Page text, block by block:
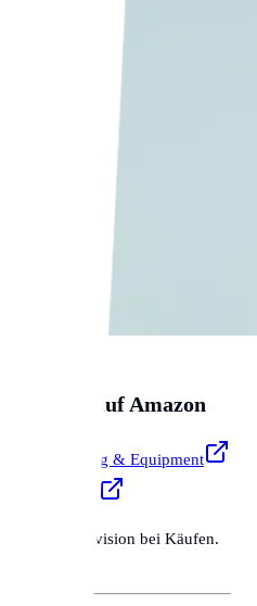
& Tools auf Amazon
Profi-Werkzeug & Equipment
kleine Provision bei Käufen.